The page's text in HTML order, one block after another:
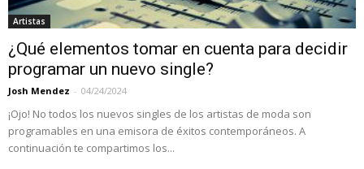
Artistas
¿Qué elementos tomar en cuenta para decidir
programar un nuevo single?
Josh Mendez - 04/24/2024
¡Ojo! No todos los nuevos singles de los artistas de moda son
programables en una emisora de éxitos contemporáneos. A
continuación te compartimos los...